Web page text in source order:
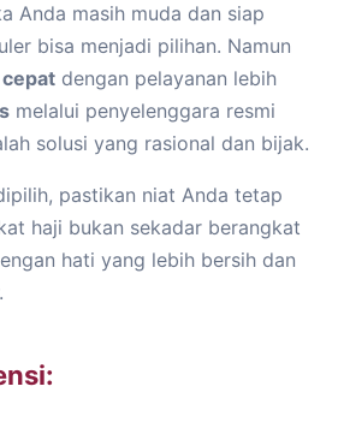
Anda masih muda dan siap
bisa menjadi pilihan. Namun
dengan pelayanan lebih
melalui penyelenggara resmi
solusi yang rasional dan bijak.
pastikan niat Anda tetap
haji bukan sekadar berangkat
hati yang lebih bersih dan